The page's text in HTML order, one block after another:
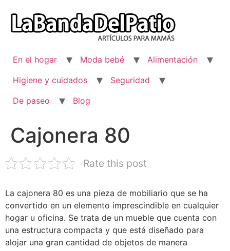
contenido
En el hogar Moda bebé
Alimentación
Higiene y cuidados
Seguridad
De paseo
Blog
Cajonera 80
Rate this post
La cajonera 80 es una pieza de mobiliario que se ha
convertido en un elemento imprescindible en cualquier
hogar u oficina. Se trata de un mueble que cuenta con
una estructura compacta y que está diseñado para
alojar una gran cantidad de objetos de manera